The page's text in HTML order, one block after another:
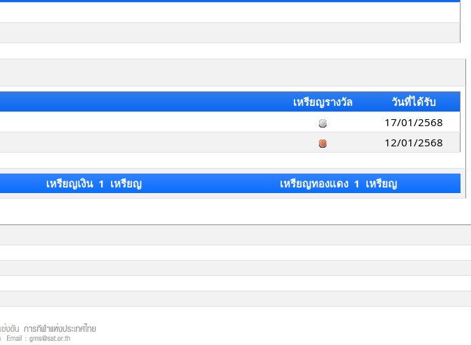
เหรียญรางวัล
วันที่ได้รับ
17/01/2568
12/01/2568
เหรียญเงิน 1 เหรียญ เหรียญทองแดง 1 เหรียญ